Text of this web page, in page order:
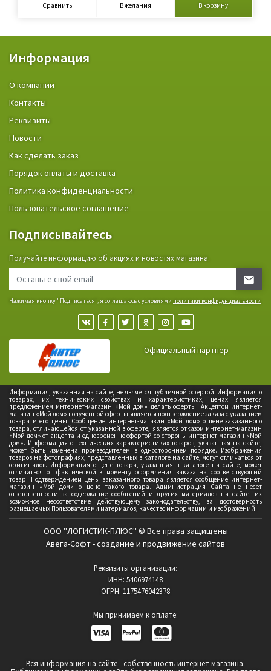
Сравнить В желания В корзину
Информация
О компании
Контакты
Реквизиты
Новости
Как сделать заказ
Порядок оплаты и доставка
Политика конфиденциальности
Пользовательское соглашение
Подписывайтесь
Получайте информацию об акциях и новостях магазина.
Нажимая кнопку "Подписаться", я соглашаюсь с условиями политики конфиденциальности
Официальный партнер
Информация, указанная на сайте, не является публичной офертой. Информация о
товарах, их технических свойствах и характеристиках, ценах является
предложением интернет-магазин «Мой дом» делать оферты. Акцептом интернет-
магазин «Мой дом» полученной оферты является подтверждение заказа с указанием
товара и его цены. Сообщение интернет-магазин «Мой дом» о цене заказанного
товара, отличающейся от указанной в оферте, является отказом интернет-магазин
«Мой дом» от акцепта и одновременно офертой со стороны интернет-магазин «Мой
дом». Информация о технических характеристиках товаров, указанная на сайте,
может быть изменена производителем в одностороннем порядке. Изображения
товаров на фотографиях, представленных в каталоге на сайте, могут отличаться от
оригиналов. Информация о цене товара, указанная в каталоге на сайте, может
отличаться от фактической к моменту оформления заказа на соответствующий
товар. Подтверждением цены заказанного товара является сообщение интернет-
магазин «Мой дом» о цене такого товара. Администрация Сайта не несет
ответственности за содержание сообщений и других материалов на сайте, их
возможное несоответствие действующему законодательству, за достоверность
размещаемых Пользователями материалов, качество информации и изображений.
ООО "ЛОГИСТИК-ПЛЮС" © Все права защищены
Авега-Софт - создание и продвижение сайтов
Реквизиты организации:
ИНН: 5406974148
ОГРН: 1175476042378
Мы принимаем к оплате:
Вся информация на сайте - собственность интернет-магазина.